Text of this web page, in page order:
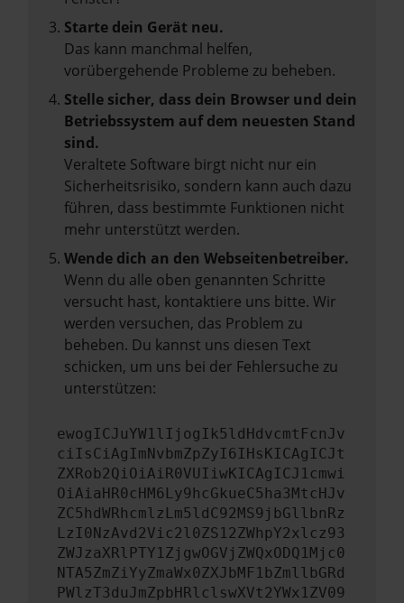
Starte dein Gerät neu.
Das kann manchmal helfen,
vorübergehende Probleme zu beheben.
Stelle sicher, dass dein Browser und dein
Betriebssystem auf dem neuesten Stand
sind.
Veraltete Software birgt nicht nur ein
Sicherheitsrisiko, sondern kann auch dazu
führen, dass bestimmte Funktionen nicht
mehr unterstützt werden.
Wende dich an den Webseitenbetreiber.
Wenn du alle oben genannten Schritte
versucht hast, kontaktiere uns bitte. Wir
werden versuchen, das Problem zu
beheben. Du kannst uns diesen Text
schicken, um uns bei der Fehlersuche zu
unterstützen:
ewogICJuYW1lIjogIk5ldHdvcmtFcnJv
ciIsCiAgImNvbmZpZyI6IHsKICAgICJt
ZXRob2QiOiAiR0VUIiwKICAgICJ1cmwi
OiAiaHR0cHM6Ly9hcGkueC5ha3MtcHJv
ZC5hdWRhcmlzLm5ldC92MS9jbGllbnRz
LzI0NzAvd2Vic2l0ZS12ZWhpY2xlcz93
ZWJzaXRlPTY1ZjgwOGVjZWQxODQ1Mjc0
NTA5ZmZiYyZmaWx0ZXJbMF1bZmllbGRd
PWlzT3duJmZpbHRlclswXVt2YWx1ZV09